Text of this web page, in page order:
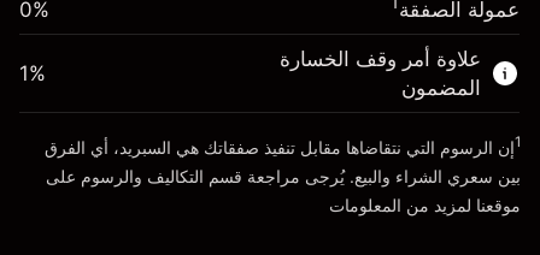
انتقل إلى المنصة
(-€0.98)
حجم الصفقة بالرافعة المالية ~
الأموال من الرافعة المالية ~ دولار
انتقل إلى المنصة
عمولة الصفقة 0%
علاوة أمر وقف الخسارة
المضمون
1%
1إن الرسوم التي نتقاضاها مقابل تنفيذ صفقاتك هي السبريد، أي الفرق
بين سعري الشراء والبيع. يُرجى مراجعة قسم التكاليف والرسوم على
موقعنا لمزيد من المعلومات